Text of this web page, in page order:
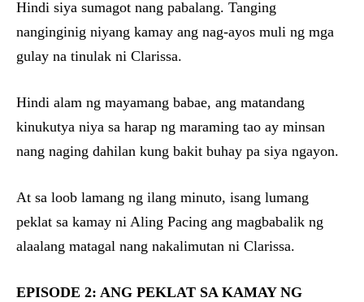
Hindi siya sumagot nang pabalang. Tanging
nanginginig niyang kamay ang nag-ayos muli ng mga
gulay na tinulak ni Clarissa.
Hindi alam ng mayamang babae, ang matandang
kinukutya niya sa harap ng maraming tao ay minsan
nang naging dahilan kung bakit buhay pa siya ngayon.
At sa loob lamang ng ilang minuto, isang lumang
peklat sa kamay ni Aling Pacing ang magbabalik ng
alaalang matagal nang nakalimutan ni Clarissa.
EPISODE 2: ANG PEKLAT SA KAMAY NG